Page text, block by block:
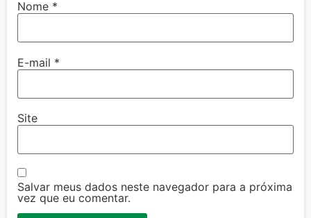
Nome *
E-mail *
Site
Salvar meus dados neste navegador para a próxima
vez que eu comentar.